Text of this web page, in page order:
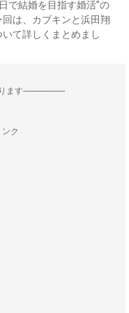
で結婚を目指す婚活”の
は、カブキンと浜田翔
て詳しくまとめまし
す--------------------
ク